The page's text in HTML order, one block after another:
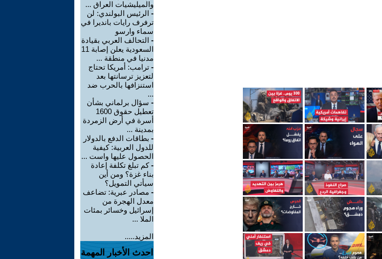
والميليشيات العراق ...
- الرئيس البولندي: لن
ترفرف رايات بانديرا في
سماء وارسو
- التحالف العربي بقيادة
السعودية يعلن إصابة 11
مدنيا في منطقة ...
- ترامب: أمريكا تحتاج
لتعزيز ترسانتها بعد
استنزافها بالحرب ضد
...
- سؤال برلماني بشأن
تعطيل حقوق 1600
أسرة في أرض الزمردة
بمدينة ...
- بطاقات الدفع بالدولار
للدول العربية: كيفية
الحصول عليها واست ...
-كم تبلغ تكلفة إعادة
بناء غزة؟ ومن أين
سيأتي التمويل؟
- مصادر عبرية: تضاعف
معدل الهجرة من
إسرائيل وخسائر بمئات
الملا ...
المزيد.....
احدث الأخبار المهمة